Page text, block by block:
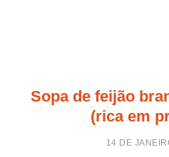
Sopa de feijão
(rica em
14 DE